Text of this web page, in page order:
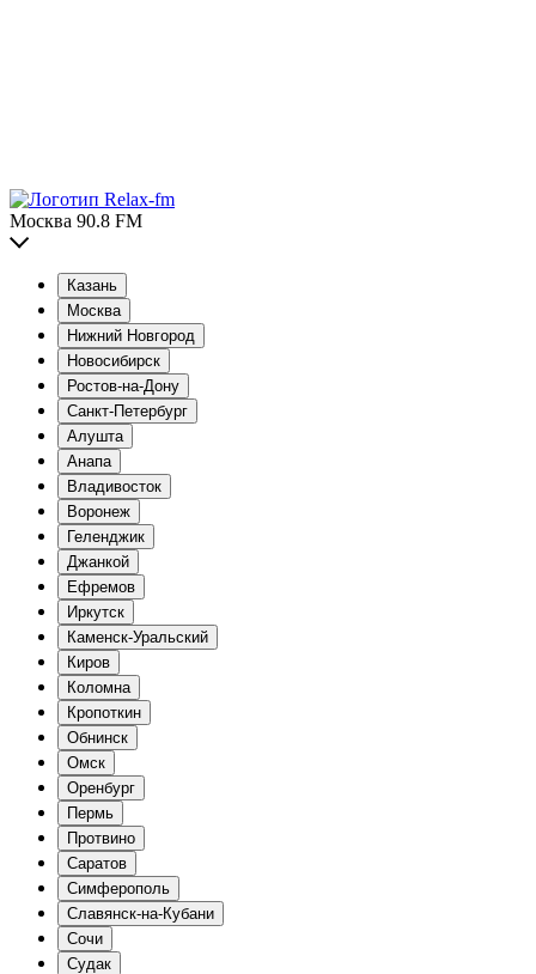
Москва 90.8 FM
Казань
Москва
Нижний Новгород
Новосибирск
Ростов-на-Дону
Санкт-Петербург
Алушта
Анапа
Владивосток
Воронеж
Геленджик
Джанкой
Ефремов
Иркутск
Каменск-Уральский
Киров
Коломна
Кропоткин
Обнинск
Омск
Оренбург
Пермь
Протвино
Саратов
Симферополь
Славянск-на-Кубани
Сочи
Судак